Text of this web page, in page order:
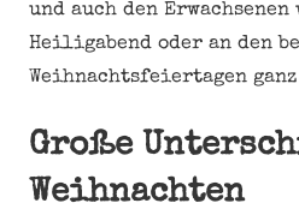
und auch den
Heiligabend oder an den
Weihnachtsfeiertagen ganz
Große
Weihnachten